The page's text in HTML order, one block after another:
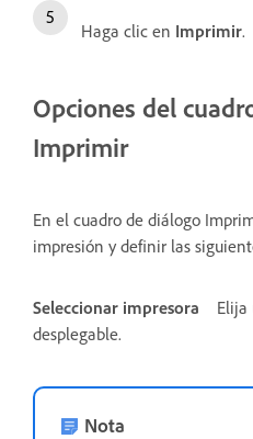
Haga clic en Imprimir.
Opciones del
Imprimir
En el cuadro de diálogo
impresión y definir las
Seleccionar impresora
Elija
desplegable.
Nota